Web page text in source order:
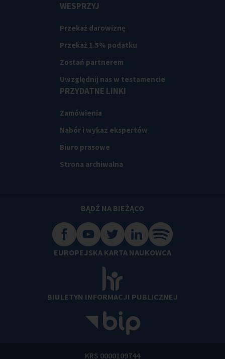
WESPRZYJ
Przekaż darowiznę
Przekaż 1.5% podatku
Zostań partnerem
Uwzględnij nas w testamencie
PRZYDATNE LINKI
Zamówienia
Nabór i wykaz ekspertów
Biuro prasowe
Strona archiwalna
BĄDŹ NA BIEŻĄCO
EUROPEJSKA KARTA NAUKOWCA
BIULETYN INFORMACJI PUBLICZNEJ
KRS 0000109744